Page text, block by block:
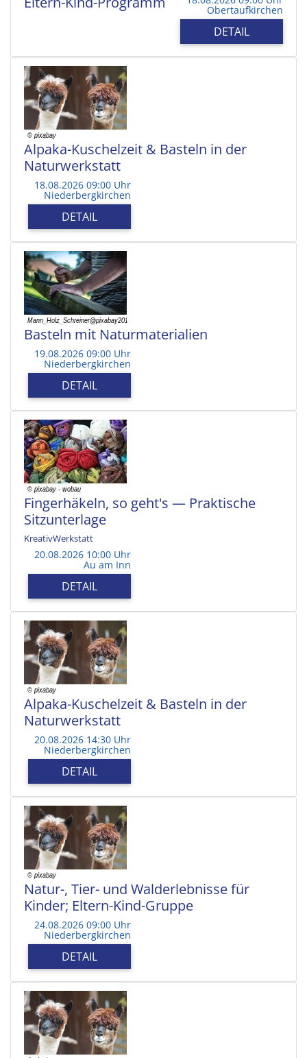
Obertaufkirchen
DETAIL
Alpaka-Kuschelzeit & Basteln in der
Naturwerkstatt
18.08.2026 09:00 Uhr
Niederbergkirchen
DETAIL
Basteln mit Naturmaterialien
19.08.2026 09:00 Uhr
Niederbergkirchen
DETAIL
Fingerhäkeln, so geht's — Praktische
Sitzunterlage
KreativWerkstatt
20.08.2026 10:00 Uhr
Au am Inn
DETAIL
Alpaka-Kuschelzeit & Basteln in der
Naturwerkstatt
20.08.2026 14:30 Uhr
Niederbergkirchen
DETAIL
Natur-, Tier- und Walderlebnisse für
Kinder; Eltern-Kind-Gruppe
24.08.2026 09:00 Uhr
Niederbergkirchen
DETAIL